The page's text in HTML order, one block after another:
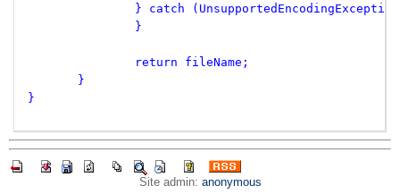
} catch
}
return fileName;
}
}
Site admin: anonymous